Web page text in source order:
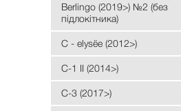
Berlingo (2019>) №2 (без
підлокітника)
C - elysёе (2012>)
C-1 II (2014>)
C-3 (2017>)